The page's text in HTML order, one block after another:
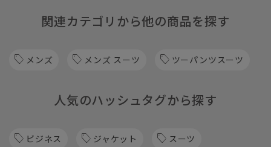
関連カテゴリから他の商品を探す
メンズ メンズ スーツ ツーパンツスーツ
人気のハッシュタグから探す
ビジネス ジャケット スーツ